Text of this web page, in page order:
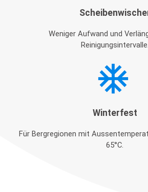
Weniger Aufwand und
Reinigungsintervalle.
ac_unit
Winterfest
Für Bergregionen mit
65°C.